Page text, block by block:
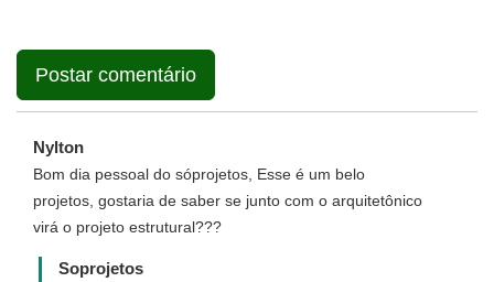
Nylton
Bom dia pessoal do sóprojetos, Esse é um belo
projetos, gostaria de saber se junto com o arquitetônico
virá o projeto estrutural???
Soprojetos